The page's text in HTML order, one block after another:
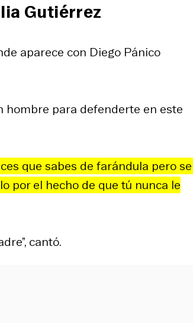
Gutiérrez
aparece con Diego Pánico
hombre para defenderte en este
que sabes de farándula pero
por el hecho de que tú nunca le
cantó.